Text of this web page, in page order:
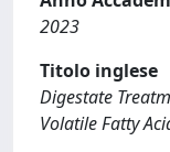
2023
Titolo inglese
Digestate
Volatile Fatty